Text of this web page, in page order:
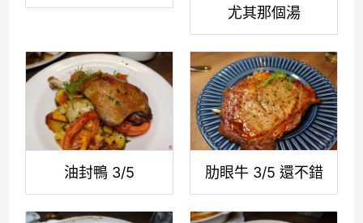
尤其那個湯
油封鴨 3/5 肋眼牛 3/5 還不錯